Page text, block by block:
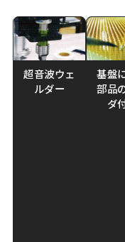
超音波ウェ
ルダー
基盤
部品
ダ